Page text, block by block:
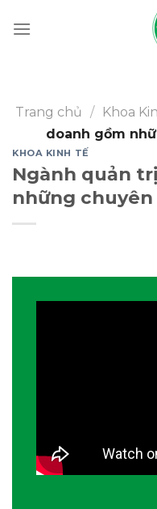
Trang chủ / Khoa
doanh gồm
KHOA KINH TẾ
Ngành quản
những chuyên